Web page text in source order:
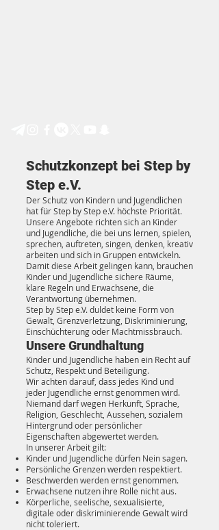
Schutzkonzept bei Step by
Step e.V.
Der Schutz von Kindern und Jugendlichen
hat für Step by Step e.V. höchste Priorität.
Unsere Angebote richten sich an Kinder
und Jugendliche, die bei uns lernen, spielen,
sprechen, auftreten, singen, denken, kreativ
arbeiten und sich in Gruppen entwickeln.
Damit diese Arbeit gelingen kann, brauchen
Kinder und Jugendliche sichere Räume,
klare Regeln und Erwachsene, die
Verantwortung übernehmen.
Step by Step e.V. duldet keine Form von
Gewalt, Grenzverletzung, Diskriminierung,
Einschüchterung oder Machtmissbrauch.
Unsere Grundhaltung
Kinder und Jugendliche haben ein Recht auf
Schutz, Respekt und Beteiligung.
Wir achten darauf, dass jedes Kind und
jeder Jugendliche ernst genommen wird.
Niemand darf wegen Herkunft, Sprache,
Religion, Geschlecht, Aussehen, sozialem
Hintergrund oder persönlicher
Eigenschaften abgewertet werden.
In unserer Arbeit gilt:
Kinder und Jugendliche dürfen Nein sagen.
Persönliche Grenzen werden respektiert.
Beschwerden werden ernst genommen.
Erwachsene nutzen ihre Rolle nicht aus.
Körperliche, seelische, sexualisierte,
digitale oder diskriminierende Gewalt wird
nicht toleriert.